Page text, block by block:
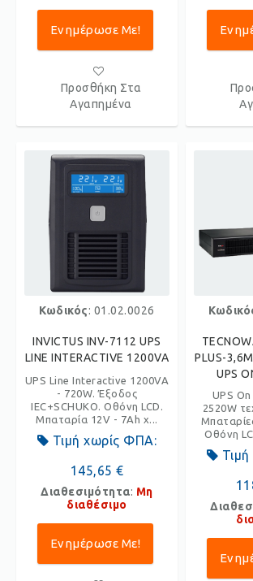
Ενημέρωσε Με!
Προσθήκη Στα
Αγαπημένα
Κωδικός: 01.02.0026
INVICTUS INV-7112 UPS
LINE INTERACTIVE 1200VA
UPS Line Interactive 1200VA
- 720W. Έξοδος
IEC+SCHUKO. Οθόνη LCD.
Μπαταρία 12V - 7Ah x...
Τιμή χωρίς ΦΠΑ:
145,65 €
Διαθεσιμότητα: Μη
διαθέσιμο
Ενημέρωσε Με!
PLUS-
UPS
UPS
2520W
Οθόνη